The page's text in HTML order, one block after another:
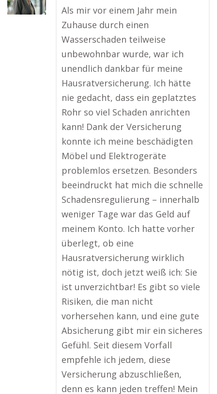
Als mir vor einem Jahr mein
Zuhause durch einen
Wasserschaden teilweise
unbewohnbar wurde, war ich
unendlich dankbar für meine
Hausratversicherung. Ich hätte
nie gedacht, dass ein geplatztes
Rohr so viel Schaden anrichten
kann! Dank der Versicherung
konnte ich meine beschädigten
Möbel und Elektrogeräte
problemlos ersetzen. Besonders
beeindruckt hat mich die schnelle
Schadensregulierung – innerhalb
weniger Tage war das Geld auf
meinem Konto. Ich hatte vorher
überlegt, ob eine
Hausratversicherung wirklich
nötig ist, doch jetzt weiß ich: Sie
ist unverzichtbar! Es gibt so viele
Risiken, die man nicht
vorhersehen kann, und eine gute
Absicherung gibt mir ein sicheres
Gefühl. Seit diesem Vorfall
empfehle ich jedem, diese
Versicherung abzuschließen,
denn es kann jeden treffen! Mein